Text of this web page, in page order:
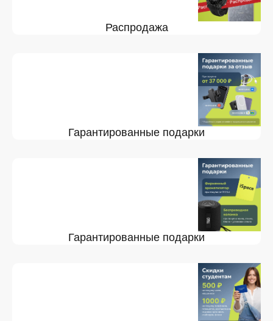
Распродажа
Гарантированные подарки
Гарантированные подарки